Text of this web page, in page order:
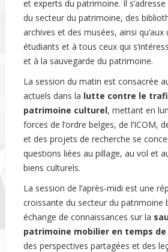
et experts du patrimoine. Il
du secteur du patrimoine, des
archives et des musées, ainsi
étudiants et à tous ceux qui
et à la sauvegarde du patrimoine.
La session du matin est consacrée
actuels dans la lutte contre le
patrimoine culturel, mettant en
forces de l’ordre belges, de l’ICOM,
et des projets de recherche se
questions liées au pillage, au vol et
biens culturels.
La session de l’après-midi est une
croissante du secteur du patrimoine
échange de connaissances sur la
patrimoine mobilier en temps
des perspectives partagées et des